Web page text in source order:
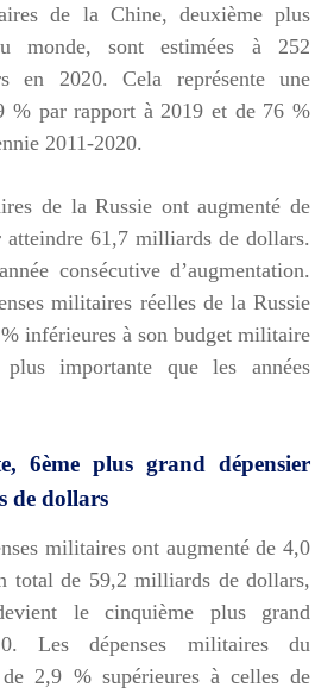
de la Chine, deuxième plus
monde, sont estimées à 252
en 2020. Cela représente une
% par rapport à 2019 et de 76 %
2011-2020.
de la Russie ont augmenté de
61,7 milliards de dollars.
consécutive d’augmentation.
militaires réelles de la Russie
inférieures à son budget militaire
importante que les années
6ème plus grand dépensier
de dollars
militaires ont augmenté de 4,0
total de 59,2 milliards de dollars,
le cinquième plus grand
Les dépenses militaires du
2,9 % supérieures à celles de